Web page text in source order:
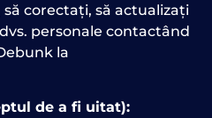
corectați, să actualizați
personale contactând
la
de a fi uitat):